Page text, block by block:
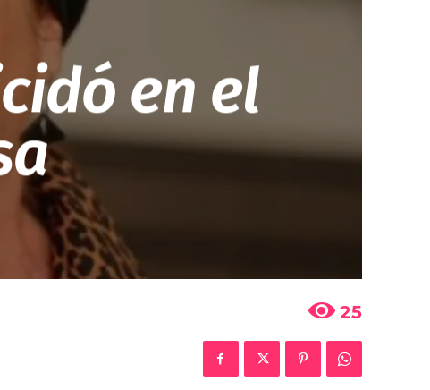
en el
25